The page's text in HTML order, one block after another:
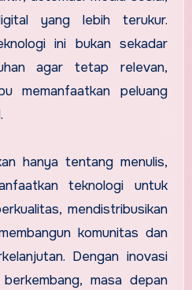
yang lebih terukur.
ini bukan sekadar
agar tetap relevan,
memanfaatkan peluang
hanya tentang menulis,
teknologi untuk
mendistribusikan
komunitas dan
Dengan inovasi
masa depan